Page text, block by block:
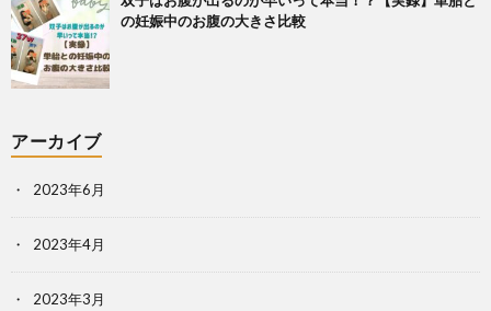
の妊娠中のお腹の大きさ比較
アーカイブ
2023年6月
2023年4月
2023年3月